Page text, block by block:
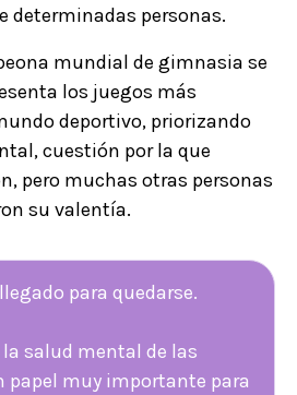
determinadas personas.
mundial de gimnasia se
los juegos más
deportivo, priorizando
cuestión por la que
pero muchas otras personas
su valentía.
para quedarse.
salud mental de las
muy importante para